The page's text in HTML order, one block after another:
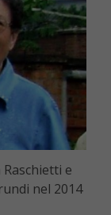
e
nel 2014